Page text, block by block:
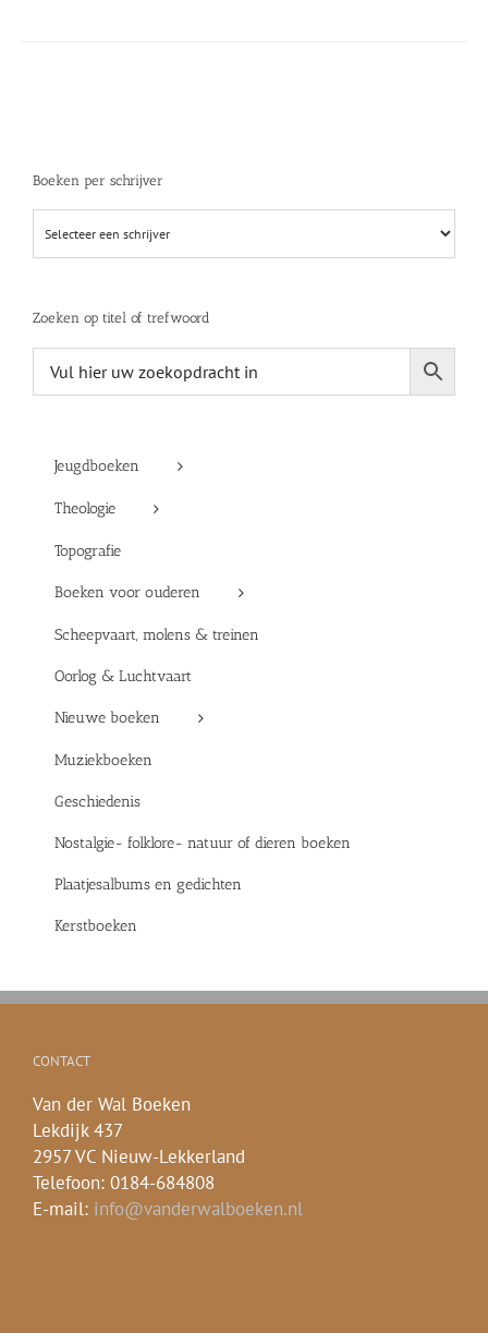
Boeken per schrijver
Zoeken op titel of trefwoord
Jeugdboeken
Theologie
Topografie
Boeken voor ouderen
Scheepvaart, molens & treinen
Oorlog & Luchtvaart
Nieuwe boeken
Muziekboeken
Geschiedenis
Nostalgie- folklore- natuur of dieren boeken
Plaatjesalbums en gedichten
Kerstboeken
CONTACT
Van der Wal Boeken
Lekdijk 437
2957 VC Nieuw-Lekkerland
Telefoon: 0184-684808
E-mail: info@vanderwalboeken.nl